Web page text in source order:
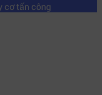
cơ tấn công